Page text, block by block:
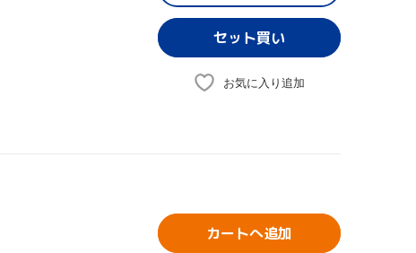
お気に入り追加
カートへ追加